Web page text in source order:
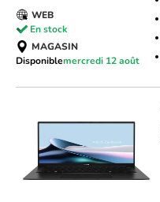
WEB
En stock
MAGASIN
Disponiblemercredi 12 août